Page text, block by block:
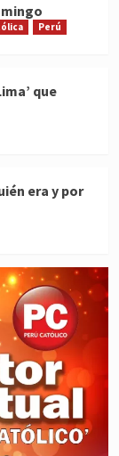
Perú
que
era y por